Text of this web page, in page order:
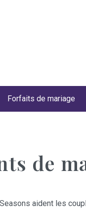
Forfaits de mariage
de
aident les